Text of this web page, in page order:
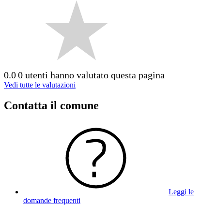
0.00 utenti hanno valutato questa pagina
Vedi tutte le valutazioni
Contatta il comune
Leggi le
domande frequenti